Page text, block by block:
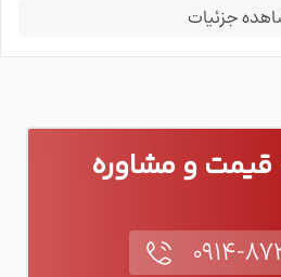
جزئیات
قیمت و مشاوره